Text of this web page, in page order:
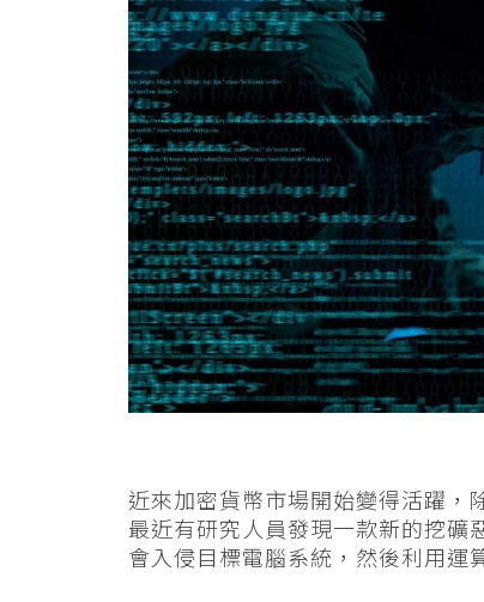
近來加密貨幣市場開始變得活躍，
最近有研究人員發現一款新的挖礦
會入侵目標電腦系統，然後利用運